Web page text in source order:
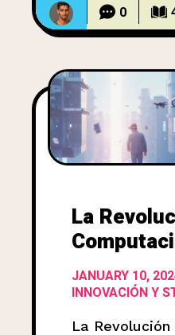
es
sector retail,
exigen
0
La
Más allá
Virtual
JANUARY 10,
INNOVACIÓN Y
La